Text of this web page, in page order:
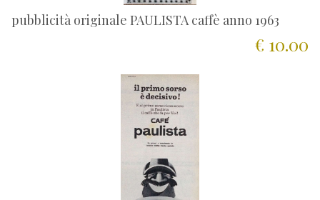
pubblicità originale PAULISTA caffè anno 1963
€ 10.00